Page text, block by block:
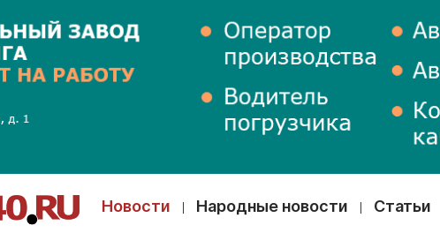
Новости Народные новости Статьи